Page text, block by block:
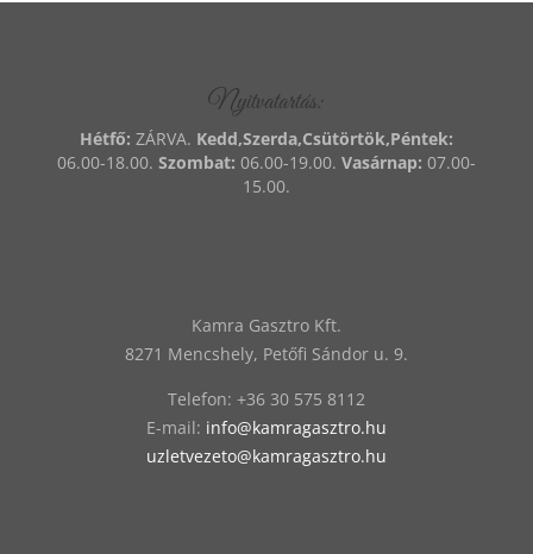
Nyitvatartás:
Hétfő: ZÁRVA. Kedd,Szerda,Csütörtök,Péntek:
06.00-18.00. Szombat: 06.00-19.00. Vasárnap: 07.00-
15.00.
Kamra Gasztro Kft.
8271 Mencshely, Petőfi Sándor u. 9.
Telefon: ‭+36 30 575 8112
E-mail: info@kamragasztro.hu
uzletvezeto@kamragasztro.hu